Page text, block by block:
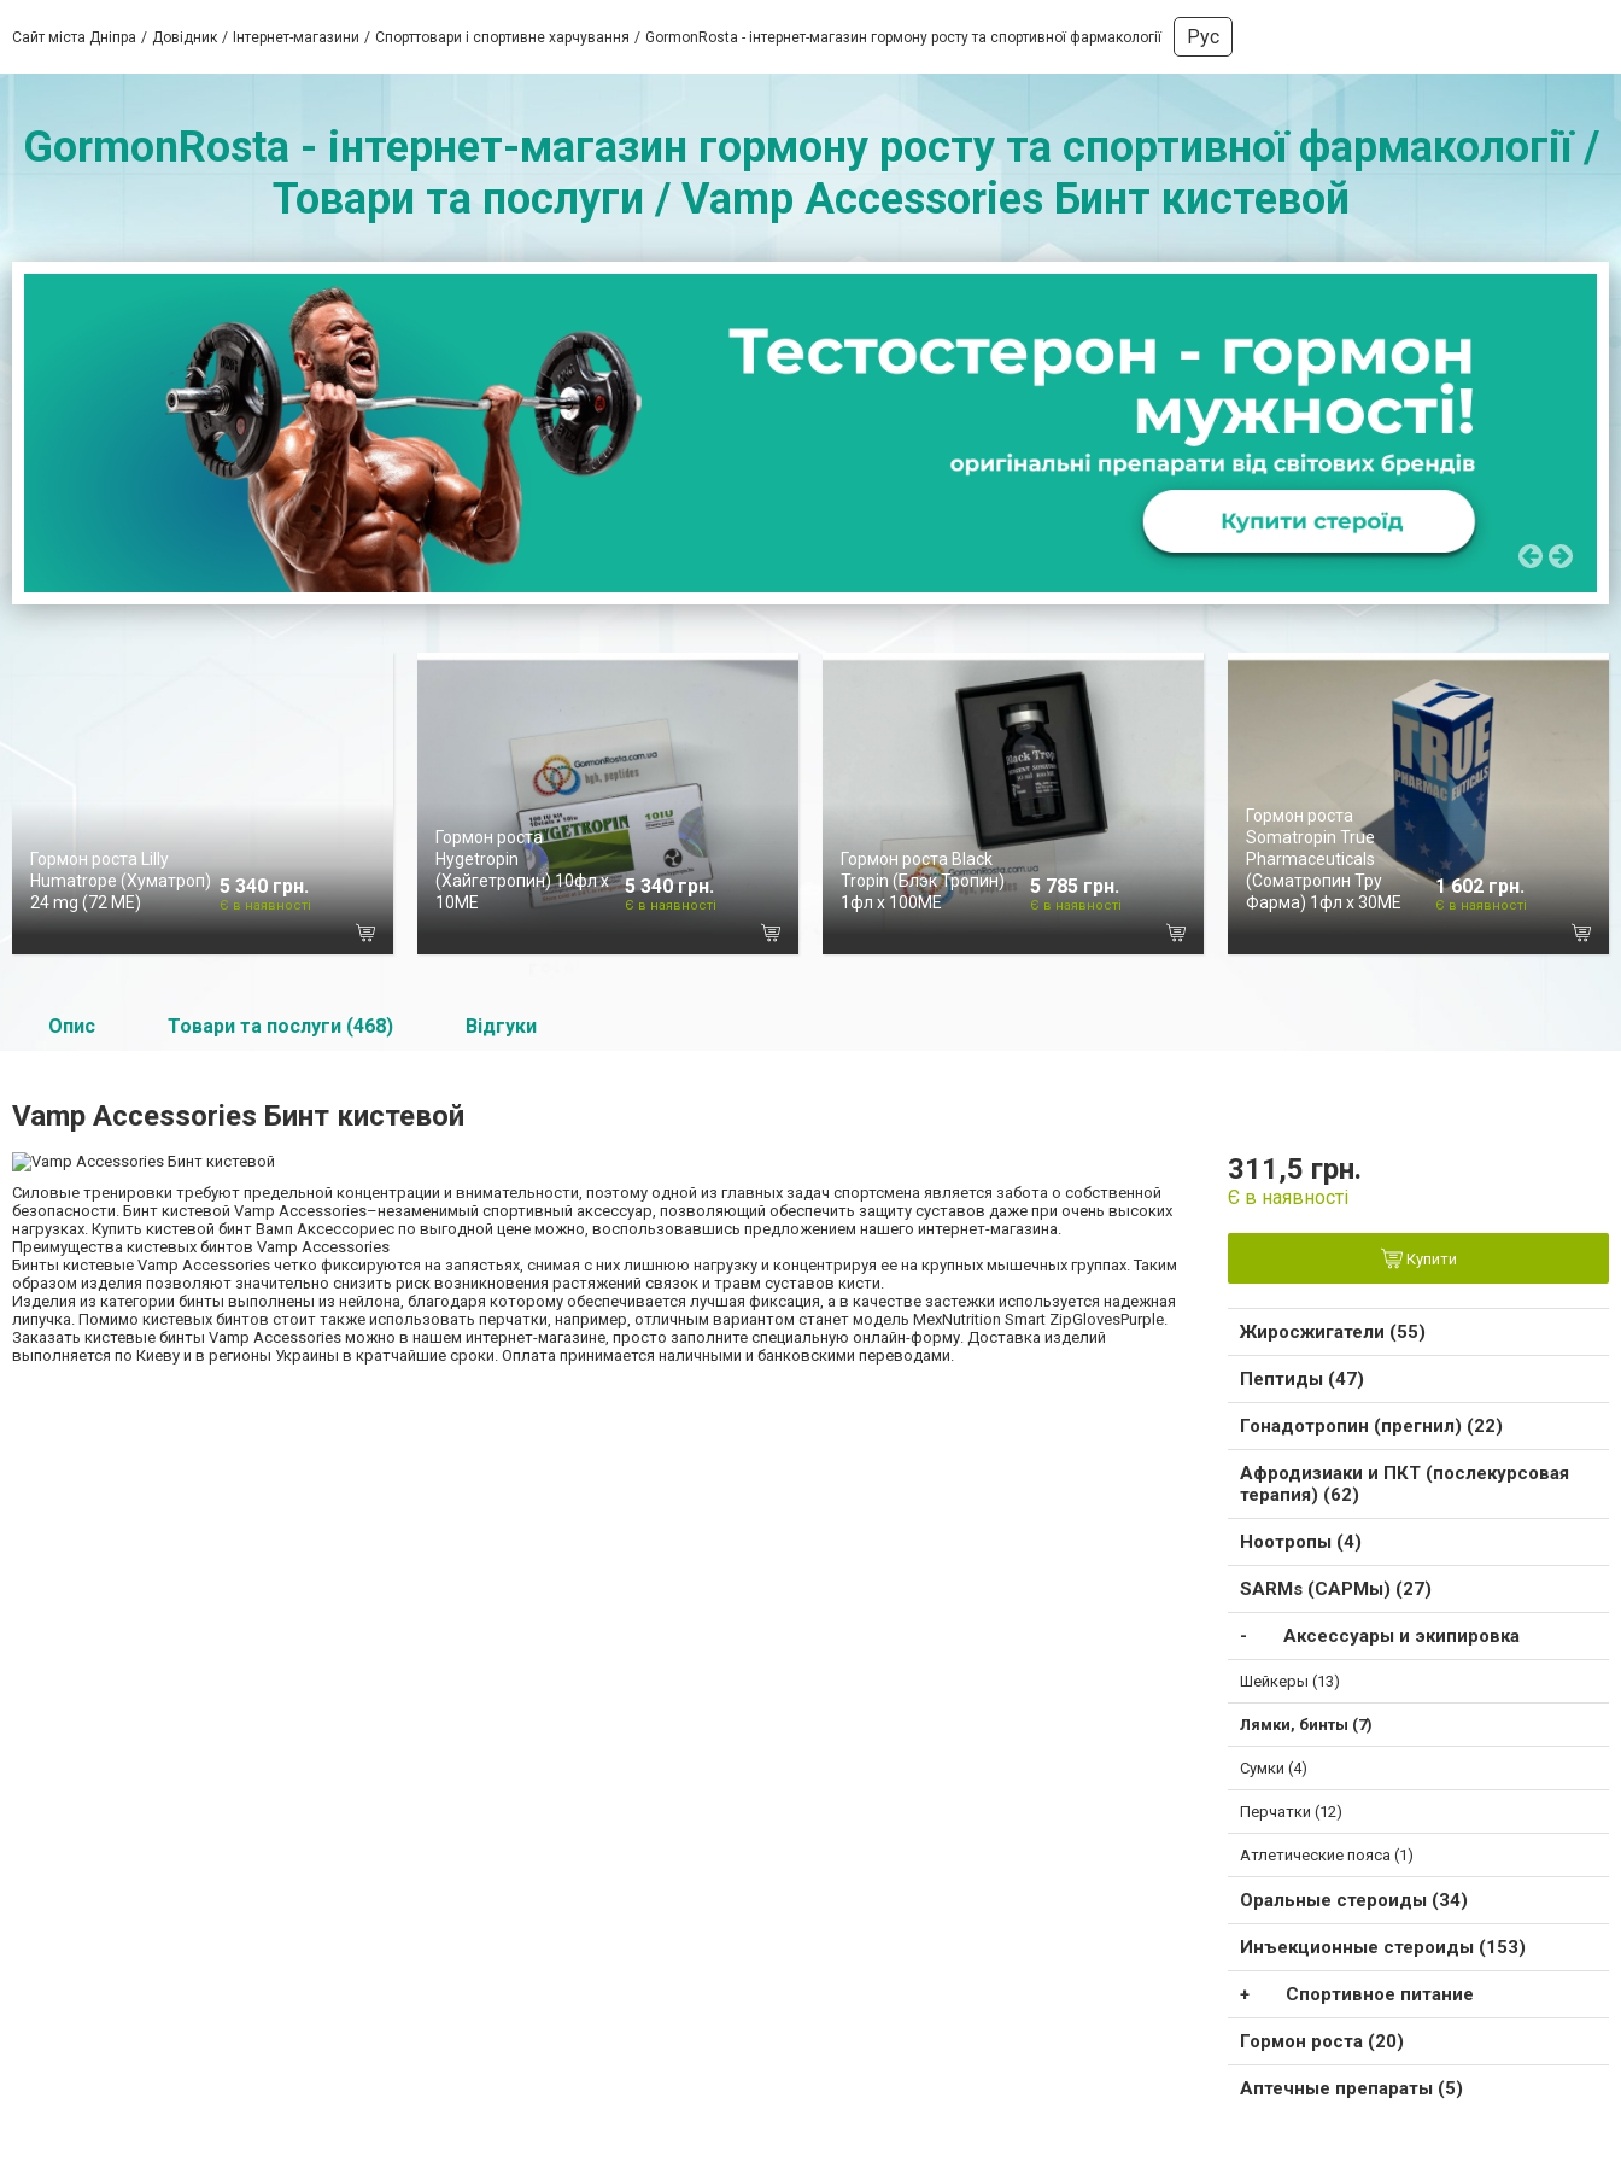
Сайт міста Дніпра Довідник Інтернет-магазини Спорттовари і спортивне харчування GormonRosta - інтернет-магазин гормону росту та спортивної фармакології Рус
GormonRosta - інтернет-магазин гормону росту та спортивної фармакології /
Товари та послуги / Vamp Accessories Бинт кистевой
Гормон роста Lilly
Humatrope (Хуматроп)
24 mg (72 МЕ)
5 340 грн.
Є в наявності
Гормон роста
Hygetropin
(Хайгетропин) 10фл х
10ME
5 340 грн.
Є в наявності
Гормон роста Black
Tropin (Блэк Тропин)
1фл х 100ME
5 785 грн.
Є в наявності
Гормон роста
Somatropin True
Pharmaceuticals
(Соматропин Тру
Фарма) 1фл х 30МЕ
1 602 грн.
Є в наявності
Опис Товари та послуги (468) Відгуки
Vamp Accessories Бинт кистевой
Силовые тренировки требуют предельной концентрации и внимательности, поэтому одной из главных задач спортсмена является забота о собственной
безопасности. Бинт кистевой Vamp Accessories–незаменимый спортивный аксессуар, позволяющий обеспечить защиту суставов даже при очень высоких
нагрузках. Купить кистевой бинт Вамп Аксессориес по выгодной цене можно, воспользовавшись предложением нашего интернет-магазина.
Преимущества кистевых бинтов Vamp Accessories
Бинты кистевые Vamp Accessories четко фиксируются на запястьях, снимая с них лишнюю нагрузку и концентрируя ее на крупных мышечных группах. Таким
образом изделия позволяют значительно снизить риск возникновения растяжений связок и травм суставов кисти.
Изделия из категории бинты выполнены из нейлона, благодаря которому обеспечивается лучшая фиксация, а в качестве застежки используется надежная
липучка. Помимо кистевых бинтов стоит также использовать перчатки, например, отличным вариантом станет модель MexNutrition Smart ZipGlovesPurple.
Заказать кистевые бинты Vamp Accessories можно в нашем интернет-магазине, просто заполните специальную онлайн-форму. Доставка изделий
выполняется по Киеву и в регионы Украины в кратчайшие сроки. Оплата принимается наличными и банковскими переводами.
311,5 грн.
Є в наявності
Купити
Жиросжигатели (55)
Пептиды (47)
Гонадотропин (прегнил) (22)
Афродизиаки и ПКТ (послекурсовая
терапия) (62)
Ноотропы (4)
SARMs (САРМы) (27)
Аксессуары и экипировка
Шейкеры (13)
Лямки, бинты (7)
Сумки (4)
Перчатки (12)
Атлетические пояса (1)
Оральные стероиды (34)
Инъекционные стероиды (153)
Спортивное питание
Гормон роста (20)
Аптечные препараты (5)